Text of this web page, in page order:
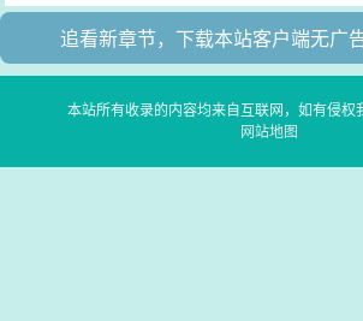
追看新章节，下载本站客户端无广
本站所有收录的内容均来自互联网，如有侵权
网站地图